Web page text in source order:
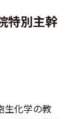
特別主幹
生化学の教